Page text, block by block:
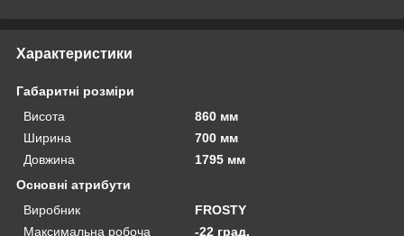
Характеристики
Габаритні розміри
Висота
860 мм
Ширина
700 мм
Довжина
1795 мм
Основні атрибути
Виробник
FROSTY
Максимальна робоча
-22 град.